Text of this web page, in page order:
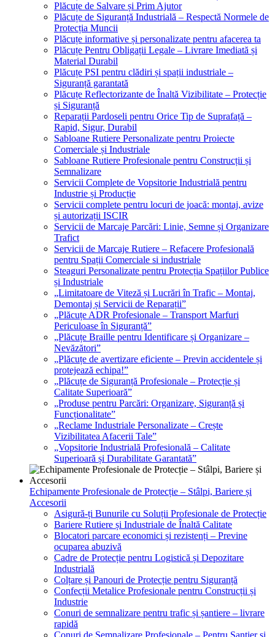
Plăcuțe de Salvare și Prim Ajutor
Plăcuțe de Siguranță Industrială – Respectă Normele de
Protecția Muncii
Plăcuțe informative și personalizate pentru afacerea ta
Plăcuțe Pentru Obligații Legale – Livrare Imediată și
Material Durabil
Plăcuțe PSI pentru clădiri și spații industriale –
Siguranță garantată
Plăcuțe Reflectorizante de Înaltă Vizibilitate – Protecție
și Siguranță
Reparații Pardoseli pentru Orice Tip de Suprafață –
Rapid, Sigur, Durabil
Sabloane Rutiere Personalizate pentru Proiecte
Comerciale și Industriale
Sabloane Rutiere Profesionale pentru Construcții și
Semnalizare
Servicii Complete de Vopsitorie Industrială pentru
Industrie și Producție
Servicii complete pentru locuri de joacă: montaj, avize
și autorizații ISCIR
Servicii de Marcaje Parcări: Linie, Semne și Organizare
Trafict
Servicii de Marcaje Rutiere – Refacere Profesională
pentru Spații Comerciale si industriale
Steaguri Personalizate pentru Protecția Spațiilor Publice
și Industriale
„Limitatoare de Viteză și Lucrări în Trafic – Montaj,
Demontaj și Servicii de Reparații”
„Plăcuțe ADR Profesionale – Transport Marfuri
Periculoase în Siguranță”
„Plăcuțe Braille pentru Identificare și Organizare –
Nevăzători”
„Plăcuțe de avertizare eficiente – Previn accidentele și
protejează echipa!”
„Plăcuțe de Siguranță Profesionale – Protecție și
Calitate Superioară”
„Produse pentru Parcări: Organizare, Siguranță și
Funcționalitate”
„Reclame Industriale Personalizate – Crește
Vizibilitatea Afacerii Tale”
„Vopsitorie Industrială Profesională – Calitate
Superioară și Durabilitate Garantată”
Echipamente Profesionale de Protecție – Stâlpi, Bariere și
Accesorii
Asigură-ți Bunurile cu Soluții Profesionale de Protecție
Bariere Rutiere și Industriale de Înaltă Calitate
Blocatori parcare economici și rezistenți – Previne
ocuparea abuzivă
Cadre de Protecție pentru Logistică și Depozitare
Industrială
Colțare și Panouri de Protecție pentru Siguranță
Confecții Metalice Profesionale pentru Construcții și
Industrie
Conuri de semnalizare pentru trafic și șantiere – livrare
rapidă
Conuri de Semnalizare Profesionale – Pentru Șantier și